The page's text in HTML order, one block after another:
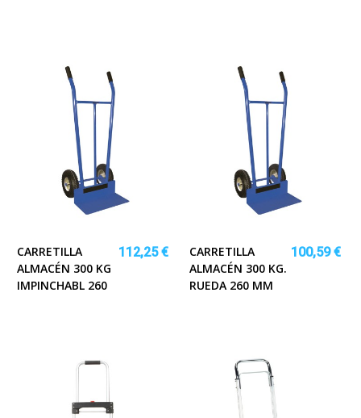
CARRETILLA
ALMACÉN 300 KG
IMPINCHABL 260
112,25 €
CARRETILLA
ALMACÉN 300 KG.
RUEDA 260 MM
100,59 €